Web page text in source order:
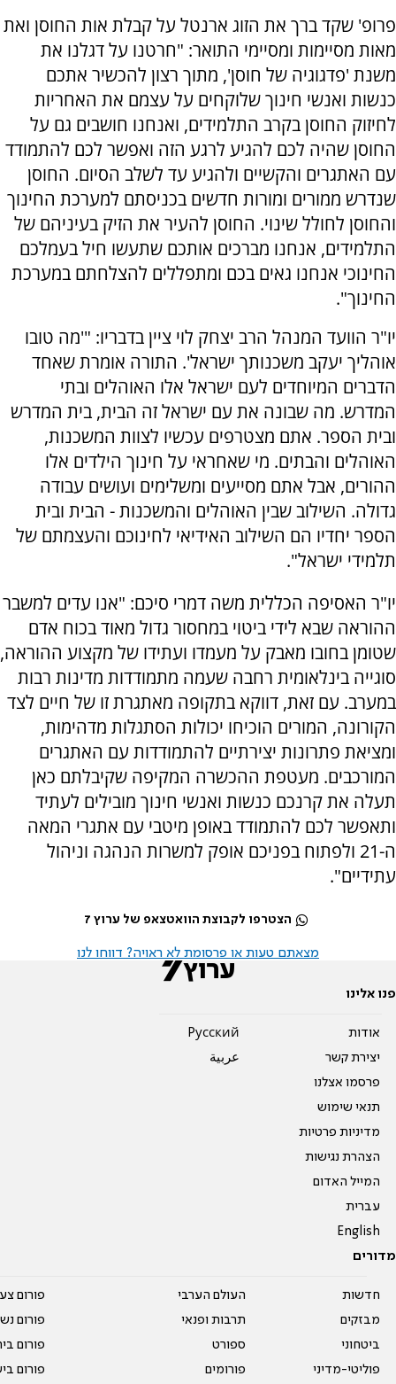
פרופ' שקד ברך את הזוג ארנטל על קבלת אות החוסן ואת
מאות מסיימות ומסיימי התואר: "חרטנו על דגלנו את
משנת 'פדגוגיה של חוסן', מתוך רצון להכשיר אתכם
כנשות ואנשי חינוך שלוקחים על עצמם את האחריות
לחיזוק החוסן בקרב התלמידים, ואנחנו חושבים גם על
החוסן שהיה לכם להגיע לרגע הזה ואפשר לכם להתמודד
עם האתגרים והקשיים ולהגיע עד לשלב הסיום. החוסן
שנדרש ממורים ומורות חדשים בכניסתם למערכת החינוך
והחוסן לחולל שינוי. החוסן להעיר את הזיק בעיניהם של
התלמידים, אנחנו מברכים אותכם שתעשו חיל בעמלכם
החינוכי אנחנו גאים בכם ומתפללים להצלחתם במערכת
החינוך".
יו"ר הוועד המנהל הרב יצחק לוי ציין בדבריו: "'מה טובו
אוהליך יעקב משכנותך ישראל'. התורה אומרת שאחד
הדברים המיוחדים לעם ישראל אלו האוהלים ובתי
המדרש. מה שבונה את עם ישראל זה הבית, בית המדרש
ובית הספר. אתם מצטרפים עכשיו לצוות המשכנות,
האוהלים והבתים. מי שאחראי על חינוך הילדים אלו
ההורים, אבל אתם מסייעים ומשלימים ועושים עבודה
גדולה. השילוב שבין האוהלים והמשכנות - הבית ובית
הספר יחדיו הם השילוב האידיאי לחינוכם והעצמתם של
תלמידי ישראל".
יו"ר האסיפה הכללית משה דמרי סיכם: "אנו עדים למשבר
ההוראה שבא לידי ביטוי במחסור גדול מאוד בכוח אדם
שטומן בחובו מאבק על מעמדו ועתידו של מקצוע ההוראה,
סוגייה בינלאומית רחבה שעמה מתמודדות מדינות רבות
במערב. עם זאת, דווקא בתקופה מאתגרת זו של חיים לצד
הקורונה, המורים הוכיחו יכולות הסתגלות מדהימות,
ומציאת פתרונות יצירתיים להתמודדות עם האתגרים
המורכבים. מעטפת ההכשרה המקיפה שקיבלתם כאן
תעלה את קרנכם כנשות ואנשי חינוך מובילים לעתיד
ותאפשר לכם להתמודד באופן מיטבי עם אתגרי המאה
ה-21 ולפתוח בפניכם אופק למשרות הנהגה וניהול
עתידיים".
הצטרפו לקבוצת הוואטצאפ של ערוץ 7
מצאתם טעות או פרסומת לא ראויה? דווחו לנו
פנו אלינו
אודות
יצירת קשר
פרסמו אצלנו
תנאי שימוש
מדיניות פרטיות
הצהרת נגישות
המייל האדום
עברית
English
Pусский
عربية
מדורים
חדשות
מבזקים
ביטחוני
פוליטי-מדיני
העולם הערבי
תרבות ופנאי
ספורט
פורומים
פורום
פורום
פורום
פורום